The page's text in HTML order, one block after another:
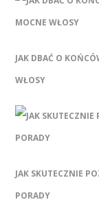
JAK DBAĆ O
WŁOSY
JAK SKUTECZNIE
PORADY